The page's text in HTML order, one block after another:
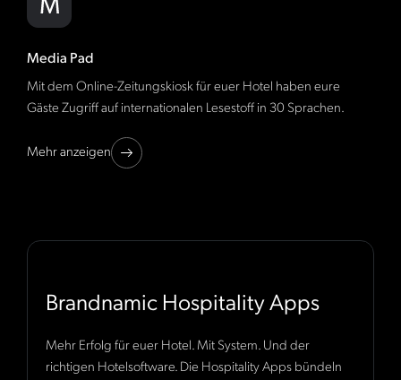
Media Pad
Mit dem Online-Zeitungskiosk für euer Hotel haben eure
Gäste Zugriff auf internationalen Lesestoff in 30 Sprachen.
Mehr anzeigen
Brandnamic Hospitality Apps
Mehr Erfolg für euer Hotel. Mit System. Und der
richtigen Hotelsoftware. Die Hospitality Apps bündeln